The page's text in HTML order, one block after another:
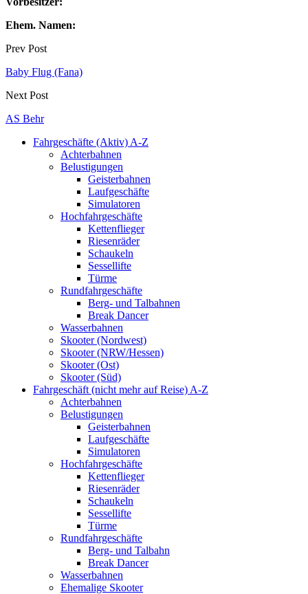
Ehem. Namen:
Prev Post
Baby Flug (Fana)
Next Post
AS Behr
Fahrgeschäfte (Aktiv) A-Z
Achterbahnen
Belustigungen
Geisterbahnen
Laufgeschäfte
Simulatoren
Hochfahrgeschäfte
Kettenflieger
Riesenräder
Schaukeln
Sessellifte
Türme
Rundfahrgeschäfte
Berg- und Talbahnen
Break Dancer
Wasserbahnen
Skooter (Nordwest)
Skooter (NRW/Hessen)
Skooter (Ost)
Skooter (Süd)
Fahrgeschäft (nicht mehr auf Reise) A-Z
Achterbahnen
Belustigungen
Geisterbahnen
Laufgeschäfte
Simulatoren
Hochfahrgeschäfte
Kettenflieger
Riesenräder
Schaukeln
Sessellifte
Türme
Rundfahrgeschäfte
Berg- und Talbahn
Break Dancer
Wasserbahnen
Ehemalige Skooter